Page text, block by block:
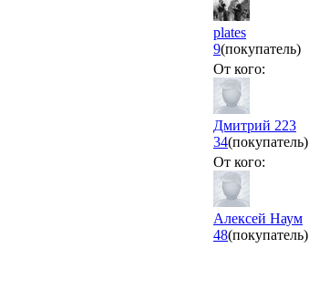
plates
9(покупатель)
От кого:
Дмитрий 223
34(покупатель)
От кого:
Алексей Наум
48(покупатель)